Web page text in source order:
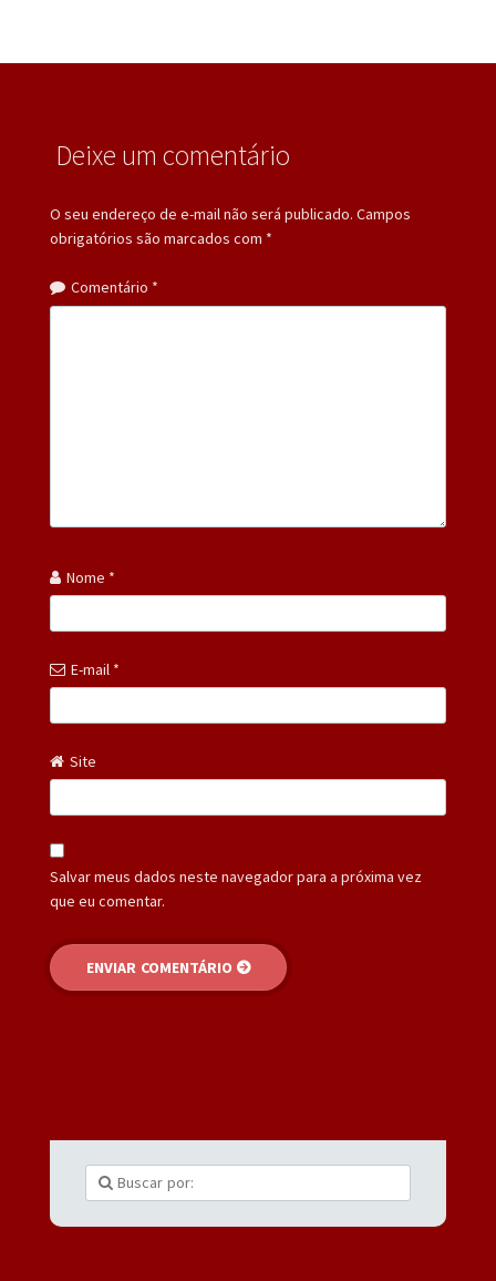
Deixe um comentário
O seu endereço de e-mail não será publicado. Campos
obrigatórios são marcados com *
Comentário *
Nome *
E-mail *
Site
Salvar meus dados neste navegador para a próxima vez
que eu comentar.